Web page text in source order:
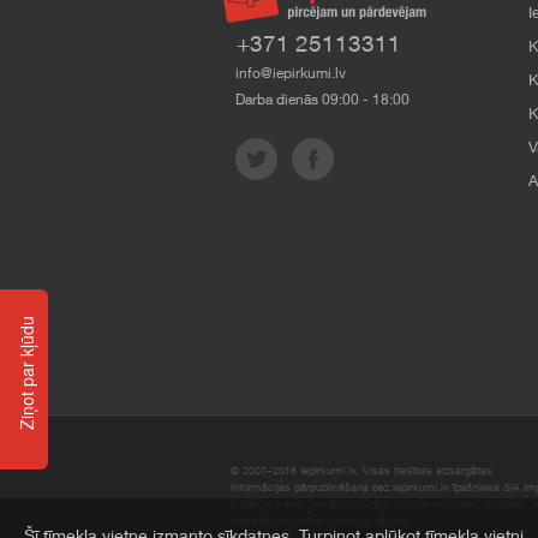
+371 25113311
info@iepirkumi.lv
Darba dienās 09:00 - 18:00
© 2007–2018 Iepirkumi.lv. Visas tiesības aizsargātas.
Informācijas pārpublicēšana bez iepirkumi.lv īpašnieka SIA
Ziņot par kļūdu